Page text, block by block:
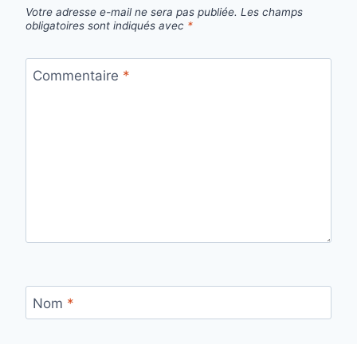
Votre adresse e-mail ne sera pas publiée. Les champs
obligatoires sont indiqués avec *
Commentaire *
Nom *